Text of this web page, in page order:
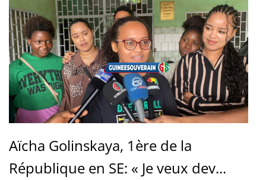
Aïcha Golinskaya, 1ère de la
République en SE: « Je veux dev...